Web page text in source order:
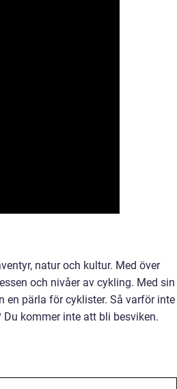
natur och kultur. Med över
och nivåer av cykling. Med sin
en pärla för cyklister. Så varför inte
kommer inte att bli besviken.